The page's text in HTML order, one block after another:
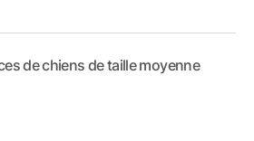
de chiens de taille moyenne